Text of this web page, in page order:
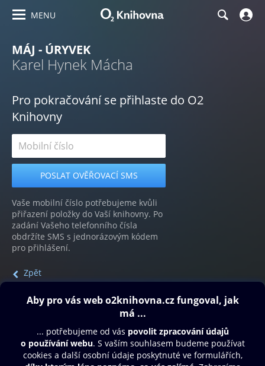
MENU
MÁJ - ÚRYVEK
Karel Hynek Mácha
Pro pokračování se přihlaste do O2
Knihovny
Vaše mobilní číslo potřebujeme kvůli
přiřazení položky do Vaší knihovny. Po
zadání Vašeho telefonního čísla
obdržíte SMS s jednorázovým kódem
pro přihlášení.
Zpět
Obsah ke stažení
Moje O2 Knihovna